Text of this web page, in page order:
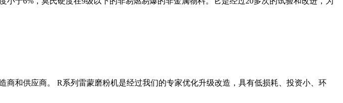
和供应商。 R系列雷蒙磨粉机是经过我们的专家优化升级改造，具有低损耗、投资小、环